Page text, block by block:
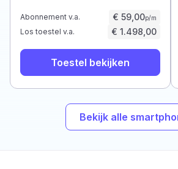
Abonnement v.a. € 59,00p/m
Los toestel v.a. € 1.498,00
Toestel bekijken
Bekijk alle